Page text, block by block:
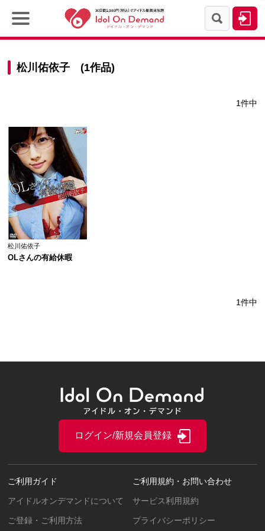
松川佑依子 (1作品)
1件中
松川佑依子
OLさんの有給休暇
1件中
ご利用ガイド
アイドルオンデマンドについて
ご登録・ご利用方法
ご利用規約・お問い合わせ
サービス利用規約
プライバシーポリシー
ログイン/新規会員登録